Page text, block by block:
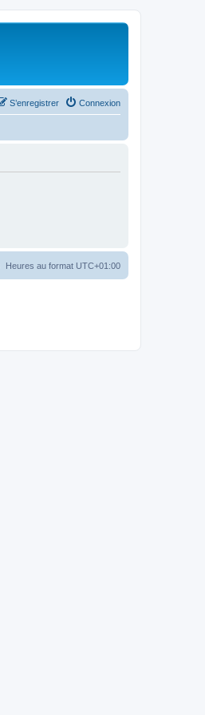
Connexion
S’enregistrer
Heures au format UTC+01:00